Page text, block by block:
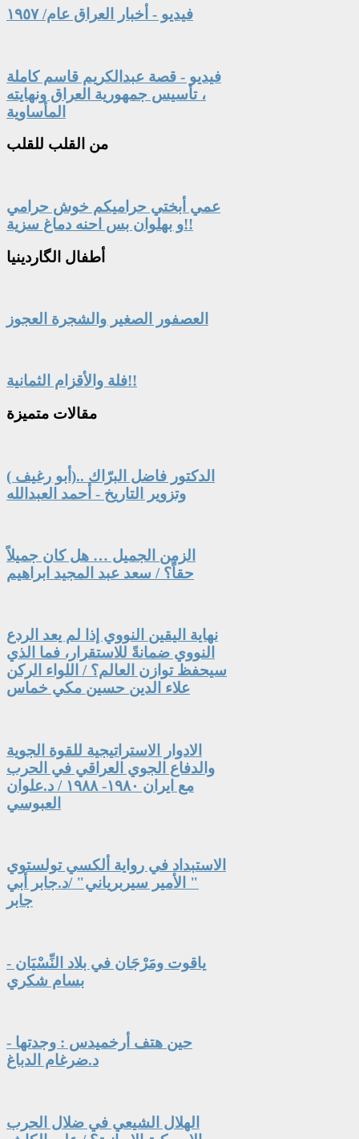
فيديو - أخبار العراق عام/ ١٩٥٧
فيديو - قصة عبدالكريم قاسم كاملة
، تأسيس جمهورية العراق ونهايته
المأساوية
من القلب للقلب
عمي أبختي حراميكم خوش حرامي
و بهلوان بس احنه دماغ سزية!!
أطفال الگاردينيا
العصفور الصغير والشجرة العجوز
فلة والأقزام الثمانية!!
مقالات متميزة
الدكتور فاضل البرّاك ..(أبو رغيف )
وتزوير التاريخ - أحمد العبدالله
الزمن الجميل … هل كان جميلاً
حقاً؟ / سعد عبد المجيد ابراهيم
نهاية اليقين النووي إذا لم يعد الردع
النووي ضمانةً للاستقرار، فما الذي
سيحفظ توازن العالم؟ / اللواء الركن
علاء الدين حسين مكي خماس
الادوار الاستراتيجية للقوة الجوية
والدفاع الجوي العراقي في الحرب
مع ايران ١٩٨٠- ١٩٨٨ / د.علوان
العبوسي
الاستبداد في رواية ألكسي تولستوي
" الأمير سيربرياني" /د.جابر أبي
جابر
ياقوت ومَرْجَان في بلاد النِّسْيَان -
بسام شكري
حين هتف أرخميدس : وجدتها -
د.ضرغام الدباغ
الهلال الشيعي في ضلال الحرب